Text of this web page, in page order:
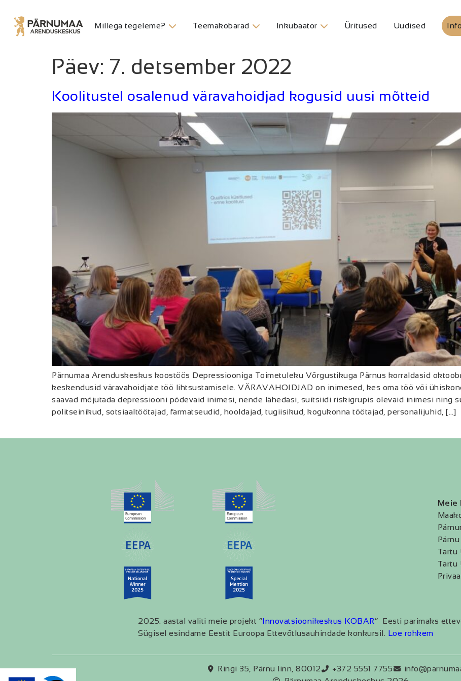
Millega tegeleme? Teemakobarad Inkubaator Üritused Uudised
Päev: 7. detsember 2022
Koolitustel osalenud väravahoidjad kogusid uusi mõtteid
Pärnumaa Arenduskeskus koostöös Depressiooniga Toimetuleku Võrgustikuga Pärnus korraldasid
keskendusid väravahoidjate töö lihtsustamisele. VÄRAVAHOIDJAD on inimesed, kes oma töö või
saavad mõjutada depressiooni põdevaid inimesi, nende lähedasi, suitsiidi riskigrupis olevaid inimesi ning
politseinikud, sotsiaaltöötajad, farmatseudid, hooldajad, tugiisikud, kogukonna töötajad, personalijuhid, […]
Meie
Tartu
Tartu
2025. aastal valiti meie projekt “Innovatsioonikeskus KOBAR” Eesti parimaks
Sügisel esindame Eestit Euroopa Ettevõtlusauhindade konkursil. Loe rohkem
Ringi 35, Pärnu linn, 80012 +372 5551 7755